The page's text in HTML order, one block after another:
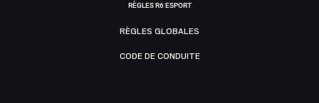
RÈGLES R6 ESPORT
RÈGLES GLOBALES
CODE DE CONDUITE